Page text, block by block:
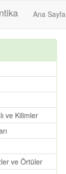
Ana Sayfa
ve Kilimler
ve Örtüler